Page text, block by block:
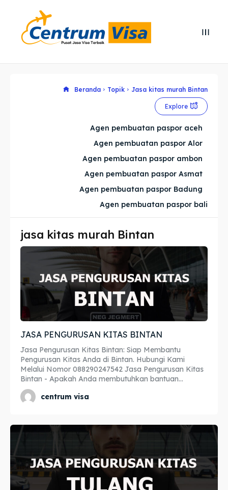
Cari
Cari
Explore our destinations
Imta
Legalisir
Apostille
Penerjemah
Asuransi
Blog
Explore our destinations
Imta
Legalisir
Apostille
Penerjemah
Asuransi
Blog
Beranda Topik Jasa kitas murah Bintan
Explore
Agen pembuatan paspor aceh
Agen pembuatan paspor Alor
Agen pembuatan paspor ambon
Agen pembuatan paspor Asmat
Agen pembuatan paspor Badung
Agen pembuatan paspor bali
jasa kitas murah Bintan
JASA PENGURUSAN KITAS BINTAN
Jasa Pengurusan Kitas Bintan: Siap Membantu
Pengurusan Kitas Anda di Bintan. Hubungi Kami
Melalui Nomor 088290247542 Jasa Pengurusan Kitas
Bintan - Apakah Anda membutuhkan bantuan...
centrum visa